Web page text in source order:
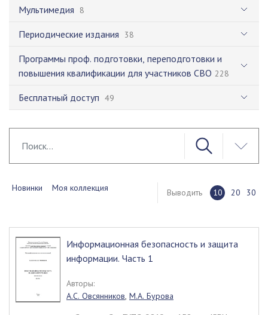
Мультимедия 8
Периодические издания 38
Программы проф. подготовки, переподготовки и
повышения квалификации для участников СВО 228
Бесплатный доступ 49
Новинки Моя коллекция Выводить 10 20 30
Информационная безопасность и защита
информации. Часть 1
Авторы:
А.С. Овсянников, М.А. Бурова